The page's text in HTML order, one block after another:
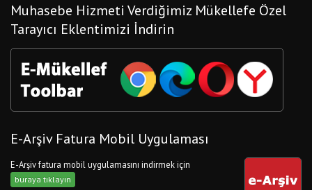
Muhasebe Hizmeti Verdiğimiz Mükellefe Özel
Tarayıcı Eklentimizi İndirin
E-Arşiv Fatura Mobil Uygulaması
E-Arşiv fatura mobil uygulamasını indirmek için
buraya tıklayın